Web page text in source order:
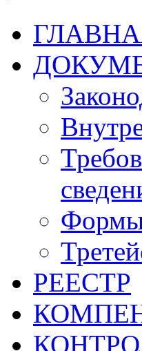
Формы
РЕЕСТР